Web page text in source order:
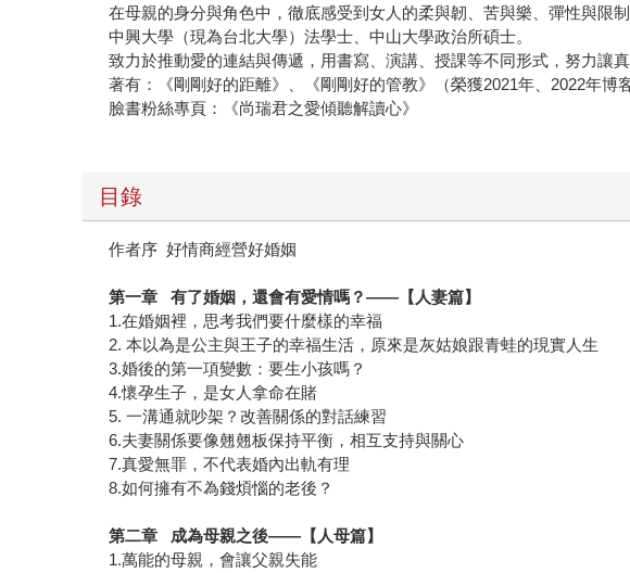
在母親的身分與角色中，徹底感受到女人的柔與韌、苦與樂、彈性與限制
中興大學（現為台北大學）法學士、中山大學政治所碩士。
致力於推動愛的連結與傳遞，用書寫、演講、授課等不同形式，努力讓
著有：《剛剛好的距離》、《剛剛好的管教》（榮獲2021年、2022年
臉書粉絲專頁：《尚瑞君之愛傾聽解讀心》
目錄
作者序 好情商經營好婚姻
第一章 有了婚姻，還會有愛情嗎？——【人妻篇】
1.在婚姻裡，思考我們要什麼樣的幸福
2. 本以為是公主與王子的幸福生活，原來是灰姑娘跟青蛙的現實人生
3.婚後的第一項變數：要生小孩嗎？
4.懷孕生子，是女人拿命在賭
5. 一溝通就吵架？改善關係的對話練習
6.夫妻關係要像翹翹板保持平衡，相互支持與關心
7.真愛無罪，不代表婚內出軌有理
8.如何擁有不為錢煩惱的老後？
第二章 成為母親之後——【人母篇】
1.萬能的母親，會讓父親失能